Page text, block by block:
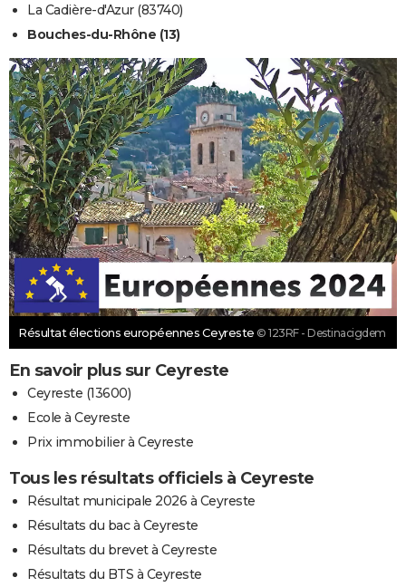
La Cadière-d'Azur (83740)
Bouches-du-Rhône (13)
Résultat élections européennes Ceyreste © 123RF - Destinacigdem
En savoir plus sur Ceyreste
Ceyreste (13600)
Ecole à Ceyreste
Prix immobilier à Ceyreste
Tous les résultats officiels à Ceyreste
Résultat municipale 2026 à Ceyreste
Résultats du bac à Ceyreste
Résultats du brevet à Ceyreste
Résultats du BTS à Ceyreste